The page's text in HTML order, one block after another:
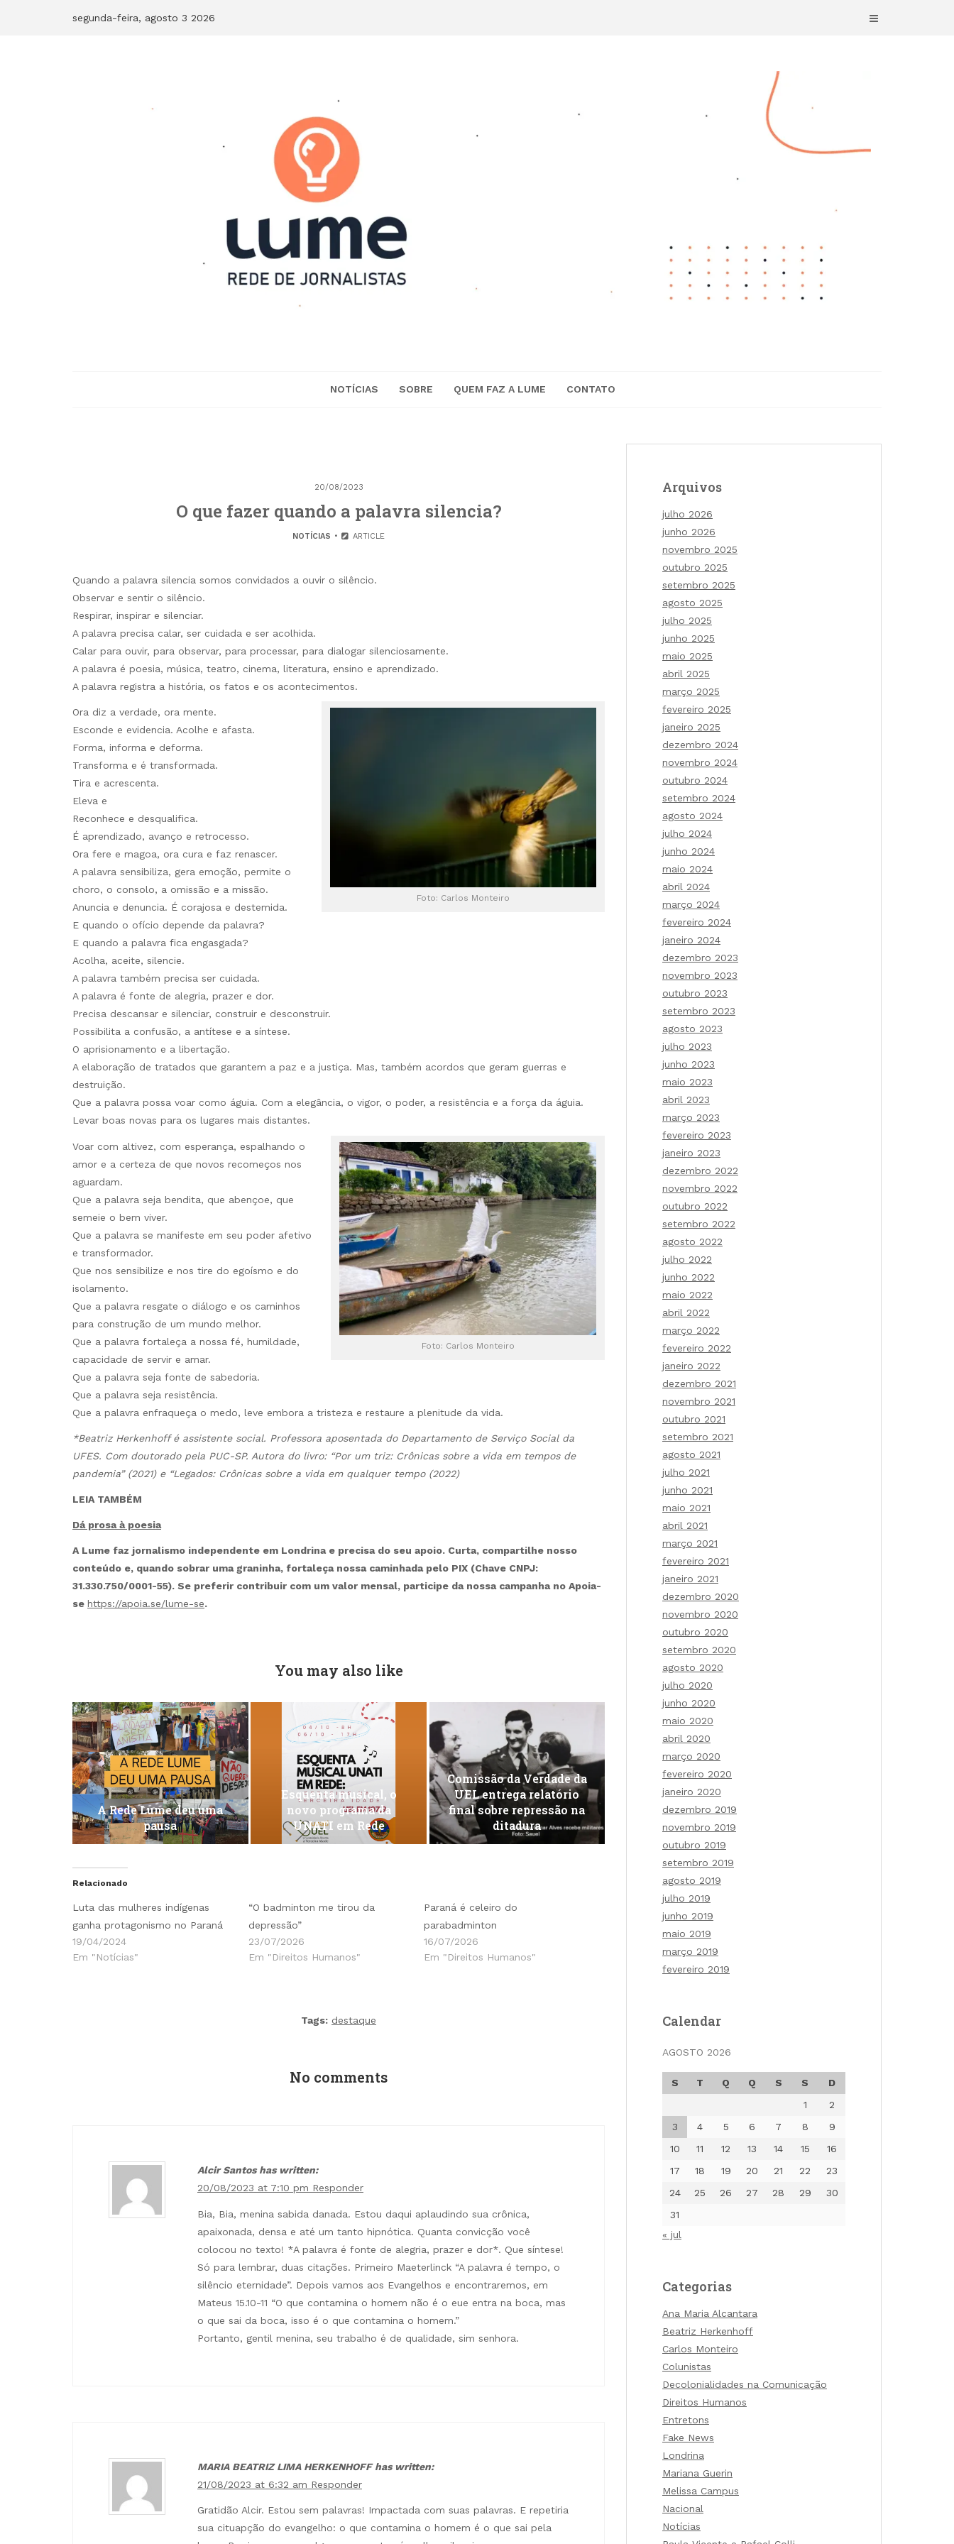
segunda-feira, agosto 3 2026
NOTÍCIAS SOBRE QUEM FAZ A LUME CONTATO
20/08/2023
O que fazer quando a palavra silencia?
NOTÍCIAS ARTICLE
Quando a palavra silencia somos convidados a ouvir o silêncio.
Observar e sentir o silêncio.
Respirar, inspirar e silenciar.
A palavra precisa calar, ser cuidada e ser acolhida.
Calar para ouvir, para observar, para processar, para dialogar silenciosamente.
A palavra é poesia, música, teatro, cinema, literatura, ensino e aprendizado.
A palavra registra a história, os fatos e os acontecimentos.
Foto: Carlos Monteiro
Ora diz a verdade, ora mente.
Esconde e evidencia. Acolhe e afasta.
Forma, informa e deforma.
Transforma e é transformada.
Tira e acrescenta.
Eleva e
Reconhece e desqualifica.
É aprendizado, avanço e retrocesso.
Ora fere e magoa, ora cura e faz renascer.
A palavra sensibiliza, gera emoção, permite o
choro, o consolo, a omissão e a missão.
Anuncia e denuncia. É corajosa e destemida.
E quando o ofício depende da palavra?
E quando a palavra fica engasgada?
Acolha, aceite, silencie.
A palavra também precisa ser cuidada.
A palavra é fonte de alegria, prazer e dor.
Precisa descansar e silenciar, construir e desconstruir.
Possibilita a confusão, a antítese e a síntese.
O aprisionamento e a libertação.
A elaboração de tratados que garantem a paz e a justiça. Mas, também acordos que geram guerras e
destruição.
Que a palavra possa voar como águia. Com a elegância, o vigor, o poder, a resistência e a força da águia.
Levar boas novas para os lugares mais distantes.
Foto: Carlos Monteiro
Voar com altivez, com esperança, espalhando o
amor e a certeza de que novos recomeços nos
aguardam.
Que a palavra seja bendita, que abençoe, que
semeie o bem viver.
Que a palavra se manifeste em seu poder afetivo
e transformador.
Que nos sensibilize e nos tire do egoísmo e do
isolamento.
Que a palavra resgate o diálogo e os caminhos
para construção de um mundo melhor.
Que a palavra fortaleça a nossa fé, humildade,
capacidade de servir e amar.
Que a palavra seja fonte de sabedoria.
Que a palavra seja resistência.
Que a palavra enfraqueça o medo, leve embora a tristeza e restaure a plenitude da vida.
*Beatriz Herkenhoff é assistente social. Professora aposentada do Departamento de Serviço Social da
UFES. Com doutorado pela PUC-SP. Autora do livro: “Por um triz: Crônicas sobre a vida em tempos de
pandemia” (2021) e “Legados: Crônicas sobre a vida em qualquer tempo (2022)
LEIA TAMBÉM
Dá prosa à poesia
A Lume faz jornalismo independente em Londrina e precisa do seu apoio. Curta, compartilhe nosso
conteúdo e, quando sobrar uma graninha, fortaleça nossa caminhada pelo PIX (Chave CNPJ:
31.330.750/0001-55). Se preferir contribuir com um valor mensal, participe da nossa campanha no Apoia-
se https://apoia.se/lume-se.
You may also like
A Rede Lume deu uma
pausa
Esquenta musical, o
novo programa da
UNATI em Rede
Comissão da Verdade da
UEL entrega relatório
final sobre repressão na
ditadura
Relacionado
Luta das mulheres indígenas
ganha protagonismo no Paraná
19/04/2024
Em "Notícias"
“O badminton me tirou da
depressão”
23/07/2026
Em "Direitos Humanos"
Paraná é celeiro do
parabadminton
16/07/2026
Em "Direitos Humanos"
Tags: destaque
No comments
Alcir Santos has written:
20/08/2023 at 7:10 pm Responder
Bia, Bia, menina sabida danada. Estou daqui aplaudindo sua crônica,
apaixonada, densa e até um tanto hipnótica. Quanta convicção você
colocou no texto! *A palavra é fonte de alegria, prazer e dor*. Que síntese!
Só para lembrar, duas citações. Primeiro Maeterlinck “A palavra é tempo, o
silêncio eternidade”. Depois vamos aos Evangelhos e encontraremos, em
Mateus 15.10-11 “O que contamina o homem não é o eue entra na boca, mas
o que sai da boca, isso é o que contamina o homem.”
Portanto, gentil menina, seu trabalho é de qualidade, sim senhora.
MARIA BEATRIZ LIMA HERKENHOFF has written:
21/08/2023 at 6:32 am Responder
Gratidão Alcir. Estou sem palavras! Impactada com suas palavras. E repetiria
sua cituapção do evangelho: o que contamina o homem é o que sai pela
Arquivos
julho 2026
junho 2026
novembro 2025
outubro 2025
setembro 2025
agosto 2025
julho 2025
junho 2025
maio 2025
abril 2025
março 2025
fevereiro 2025
janeiro 2025
dezembro 2024
novembro 2024
outubro 2024
setembro 2024
agosto 2024
julho 2024
junho 2024
maio 2024
abril 2024
março 2024
fevereiro 2024
janeiro 2024
dezembro 2023
novembro 2023
outubro 2023
setembro 2023
agosto 2023
julho 2023
junho 2023
maio 2023
abril 2023
março 2023
fevereiro 2023
janeiro 2023
dezembro 2022
novembro 2022
outubro 2022
setembro 2022
agosto 2022
julho 2022
junho 2022
maio 2022
abril 2022
março 2022
fevereiro 2022
janeiro 2022
dezembro 2021
novembro 2021
outubro 2021
setembro 2021
agosto 2021
julho 2021
junho 2021
maio 2021
abril 2021
março 2021
fevereiro 2021
janeiro 2021
dezembro 2020
novembro 2020
outubro 2020
setembro 2020
agosto 2020
julho 2020
junho 2020
maio 2020
abril 2020
março 2020
fevereiro 2020
janeiro 2020
dezembro 2019
novembro 2019
outubro 2019
setembro 2019
agosto 2019
julho 2019
junho 2019
maio 2019
março 2019
fevereiro 2019
Calendar
AGOSTO 2026
S T Q Q S S
D
1
2
3
4 5 6 7 8
9
10
11 12 13 14 15
16
17
18 19 20 21 22
23
24
25 26 27 28 29
30
31
« jul
Categorias
Ana Maria Alcantara
Beatriz Herkenhoff
Carlos Monteiro
Colunistas
Decolonialidades na Comunicação
Direitos Humanos
Entretons
Fake News
Londrina
Mariana Guerin
Melissa Campus
Nacional
Notícias